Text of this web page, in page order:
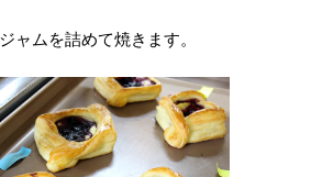
ャムを詰めて焼きます。